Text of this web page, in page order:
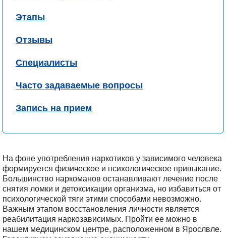
Этапы
Отзывы
Специалисты
Часто задаваемые вопросы
Запись на прием
На фоне употребления наркотиков у зависимого человека
формируется физическое и психологическое привыкание.
Большинство наркоманов останавливают лечение после
снятия ломки и детоксикации организма, но избавиться от
психологической тяги этими способами невозможно.
Важным этапом восстановления личности является
реабилитация наркозависимых. Пройти ее можно в
нашем медицинском центре, расположенном в Ярослвле.